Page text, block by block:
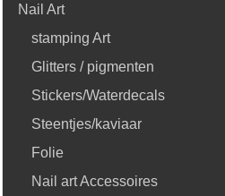
Nail Art
stamping Art
Glitters / pigmenten
Stickers/Waterdecals
Steentjes/kaviaar
Folie
Nail art Accessoires